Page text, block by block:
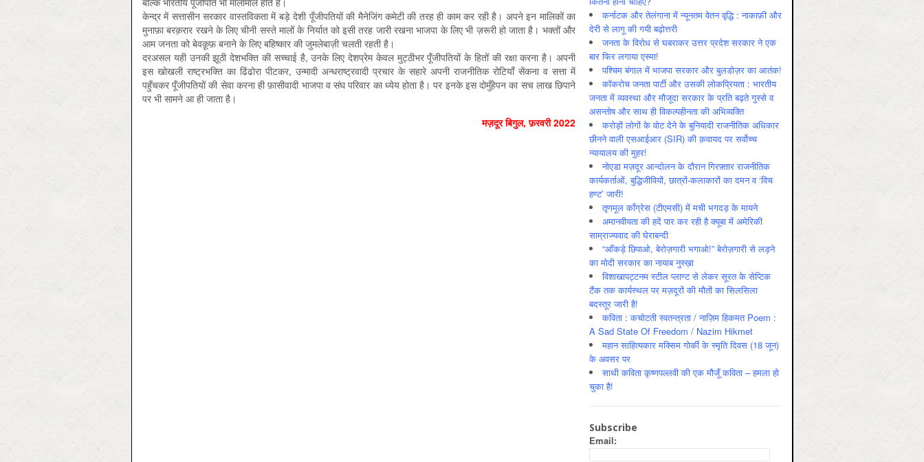
केन्द्र में सत्तासीन सरकार वास्तविकता में बड़े देशी पूँजीपतियों की मैनेजिंग कमेटी की तरह ही काम कर रही है। अपने इन मालिकों का
मुनाफ़ा बरक़रार रखने के लिए चीनी सस्ते मालों के निर्यात को इसी तरह जारी रखना भाजपा के लिए भी ज़रूरी हो जाता है। भक्तों और
आम जनता को बेवक़ूफ़ बनाने के लिए बहिष्कार की जुमलेबाज़ी चलती रहती है।
दरअसल यही उनकी झूठी देशभक्ति की सच्चाई है, उनके लिए देशप्रेम केवल मुट्ठीभर पूँजीपतियों के हितों की रक्षा करना है। अपनी
इस खोखली राष्ट्रभक्ति का ढिंढोरा पीटकर, उन्मादी अन्धराष्ट्रवादी प्रचार के सहारे अपनी राजनीतिक रोटियाँ सेंकना व सत्ता में
पहुँचकर पूँजीपतियों की सेवा करना ही फ़ासीवादी भाजपा व संघ परिवार का ध्येय होता है। पर इनके इस दोमुँहेपन का सच लाख छिपाने
पर भी सामने आ ही जाता है।
मज़दूर बिगुल, फ़रवरी 2022
कर्नाटक और तेलंगाना में न्यूनतम वेतन वृद्धि : नाकाफ़ी और
देरी से लागू की गयी बढ़ोत्तरी
जनता के विरोध से घबराकर उत्तर प्रदेश सरकार ने एक
बार फिर लगाया एस्मा!
पश्चिम बंगाल में भाजपा सरकार और बुलडोज़र का आतंक!
कॉकरोच जनता पार्टी और उसकी लोकप्रियता : भारतीय
जनता में व्‍यवस्‍था और मौजूदा सरकार के प्रति बढ़ते गुस्‍से व
असन्‍तोष और साथ ही विकल्‍पहीनता की अभिव्‍यक्ति
करोड़ों लोगों के वोट देने के बुनियादी राजनीतिक अधिकार
छीनने वाली एसआईआर (SIR) की क़वायद पर सर्वोच्च
न्यायालय की मुहर!
नोएडा मज़दूर आन्दोलन के दौरान गिरफ़्तार राजनीतिक
कार्यकर्ताओं, बुद्धिजीवियों, छात्रों-कलाकारों का दमन व ‘विच
हण्ट’ जारी!
तृणमूल काँग्रेस (टीएमसी) में मची भगदड़ के मायने
अमानवीयता की हदें पार कर रही है क्यूबा में अमेरिकी
साम्राज्यवाद की घेराबन्दी
“आँकड़े छिपाओ, बेरोज़गारी भगाओ!” बेरोज़गारी से लड़ने
का मोदी सरकार का नायाब नुस्ख़ा
विशाखापट्टनम स्टील प्लाण्ट से लेकर सूरत के सेप्टिक
टैंक तक कार्यस्थल पर मज़दूरों की मौतों का सिलसिला
बदस्तूर जारी है!
कविता : कचोटती स्वतन्त्रता / नाज़िम हिकमत Poem :
A Sad State Of Freedom / Nazim Hikmet
महान साहित्यकार मक्सिम गोर्की के स्मृति दिवस (18 जून)
के अवसर पर
साथी कविता कृष्णपल्लवी की एक मौजूँ कविता – हमला हो
चुका है!
Subscribe
Email: